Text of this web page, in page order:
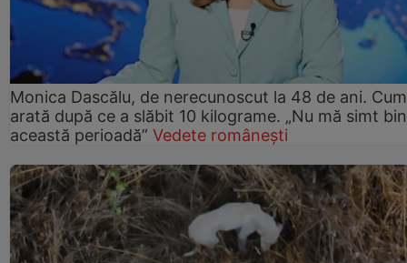
Monica Dascălu, de nerecunoscut la 48 de ani. Cum
arată după ce a slăbit 10 kilograme. „Nu mă simt
această perioadă” Vedete românești